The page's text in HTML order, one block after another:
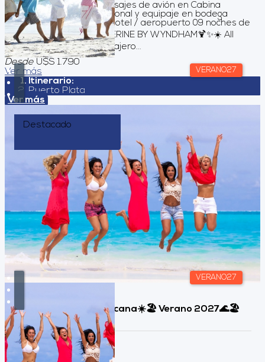
VERANO27
Servicios incluidos Pasajes de avión en Cabina
Turista incluye art. personal y equipaje en bodega
Traslado aeropuerto / hotel / aeropuerto 09 noches de
alojamiento VIVA TANGERINE BY WYNDHAM🍹✨☀️ All
Inclusive Asistencia al Viajero...
Desde U$S 1.790
Ver más
Itinerario:
Puerto Plata
Ver más
Destacado
VERANO27
Samana, Rep. Dominicana☀️🏖️ Verano 2027🌊🏖️
Duración:
Días 9 Noches